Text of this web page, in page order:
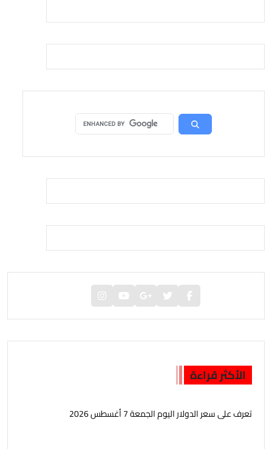
الأكثر قراءة
تعرف على سعر الدولار اليوم الجمعة 7 أغسطس 2026